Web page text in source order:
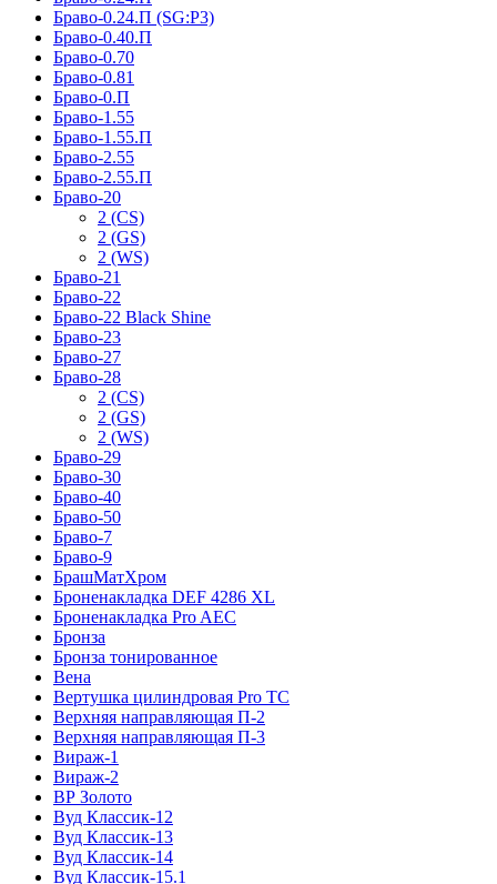
Браво-0.24.П (SG:P3)
Браво-0.40.П
Браво-0.70
Браво-0.81
Браво-0.П
Браво-1.55
Браво-1.55.П
Браво-2.55
Браво-2.55.П
Браво-20
2 (CS)
2 (GS)
2 (WS)
Браво-21
Браво-22
Браво-22 Black Shine
Браво-23
Браво-27
Браво-28
2 (CS)
2 (GS)
2 (WS)
Браво-29
Браво-30
Браво-40
Браво-50
Браво-7
Браво-9
БрашМатХром
Броненакладка DEF 4286 XL
Броненакладка Pro AEC
Бронза
Бронза тонированное
Вена
Вертушка цилиндровая Pro TC
Верхняя направляющая П-2
Верхняя направляющая П-3
Вираж-1
Вираж-2
ВР Золото
Вуд Классик-12
Вуд Классик-13
Вуд Классик-14
Вуд Классик-15.1